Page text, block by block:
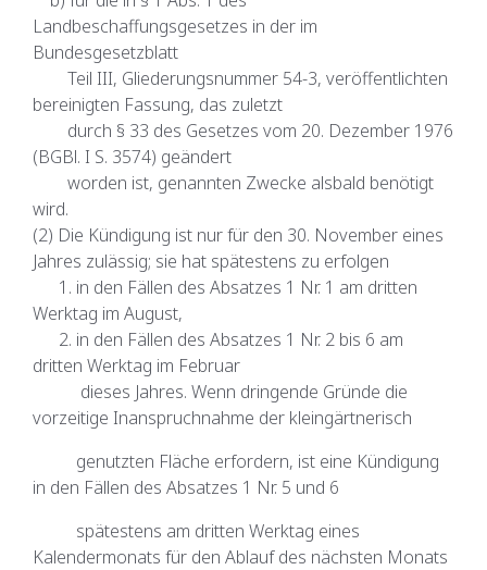
Landbeschaffungsgesetzes in der im
Bundesgesetzblatt
Teil III, Gliederungsnummer 54-3, veröffentlichten
bereinigten Fassung, das zuletzt
durch § 33 des Gesetzes vom 20. Dezember 1976
(BGBl. I S. 3574) geändert
worden ist, genannten Zwecke alsbald benötigt
wird.
(2) Die Kündigung ist nur für den 30. November eines
Jahres zulässig; sie hat spätestens zu erfolgen
1. in den Fällen des Absatzes 1 Nr. 1 am dritten
Werktag im August,
2. in den Fällen des Absatzes 1 Nr. 2 bis 6 am
dritten Werktag im Februar
dieses Jahres. Wenn dringende Gründe die
vorzeitige Inanspruchnahme der kleingärtnerisch
genutzten Fläche erfordern, ist eine Kündigung
in den Fällen des Absatzes 1 Nr. 5 und 6
spätestens am dritten Werktag eines
Kalendermonats für den Ablauf des nächsten Monats